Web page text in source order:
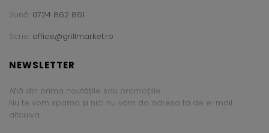
Sună: 0724 862 861
Scrie: office@grillmarket.ro
NEWSLETTER
Află din prima noutățile sau promoțiile.
Nu te vom spama și nici nu vom da adresa ta de e-mail
altcuiva.